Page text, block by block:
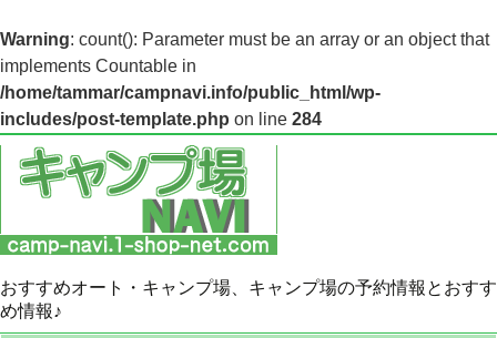
Warning: count(): Parameter must be an array or an object that
implements Countable in
/home/tammar/campnavi.info/public_html/wp-
includes/post-template.php on line 284
おすすめオート・キャンプ場、キャンプ場の予約情報とおすす
め情報♪